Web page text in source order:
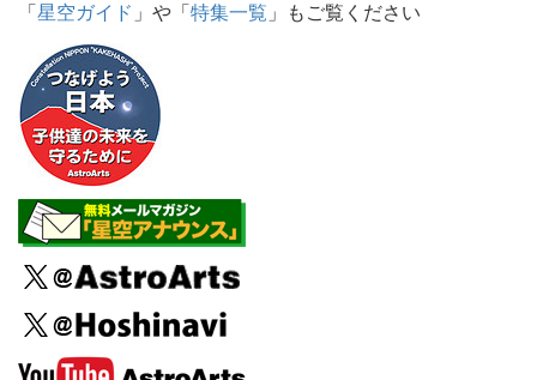
「星空ガイド 」や「特集一覧 」もご覧ください